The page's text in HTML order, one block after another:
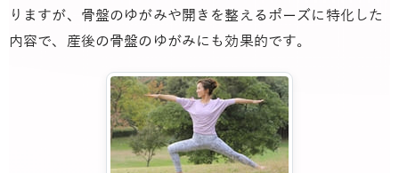
りますが、骨盤のゆがみや開きを整えるポーズに特化した
内容で、産後の骨盤のゆがみにも効果的です。